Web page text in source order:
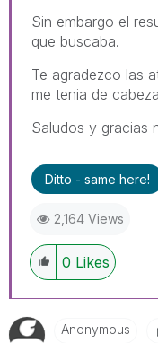
Sin embargo el
que buscaba.
Te agradezco las
me tenia de
Saludos y gracias
Ditto - same here!
2,164 Views
0 Likes
Anonymous